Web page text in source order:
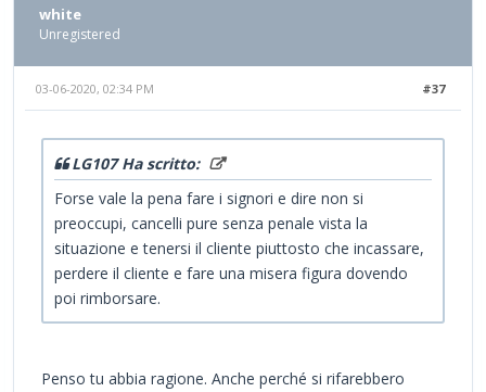
white
Unregistered
#37
03-06-2020, 02:34 PM
LG107 Ha scritto:
Forse vale la pena fare i signori e dire non si
preoccupi, cancelli pure senza penale vista la
situazione e tenersi il cliente piuttosto che incassare,
perdere il cliente e fare una misera figura dovendo
poi rimborsare.
Penso tu abbia ragione. Anche perché si rifarebbero